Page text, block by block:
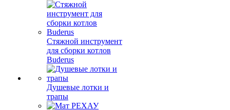
Стяжной инструмент
для сборки котлов
Buderus
Душевые лотки и
трапы